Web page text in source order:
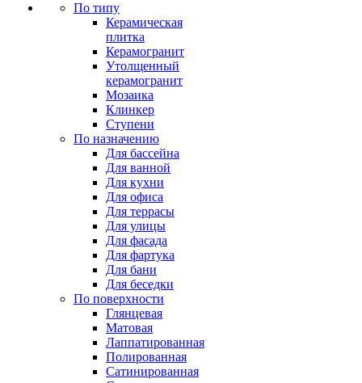
По типу
Керамическая
плитка
Керамогранит
Утолщенный
керамогранит
Мозаика
Клинкер
Ступени
По назначению
Для бассейна
Для ванной
Для кухни
Для офиса
Для террасы
Для улицы
Для фасада
Для фартука
Для бани
Для беседки
По поверхности
Глянцевая
Матовая
Лаппатированная
Полированная
Сатинированная